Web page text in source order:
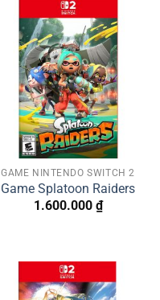
GAME NINTENDO SWITCH 2
Game Splatoon Raiders
1.600.000 ₫